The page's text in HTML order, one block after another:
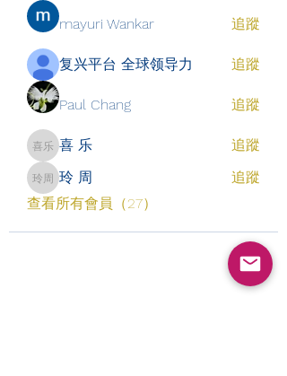
mayuri Wankar
追蹤
复兴平台 全球领导力 追蹤
Paul Chang 追蹤
喜 乐喜 乐 追蹤
玲 周玲 周
追蹤
查看所有會員（27）